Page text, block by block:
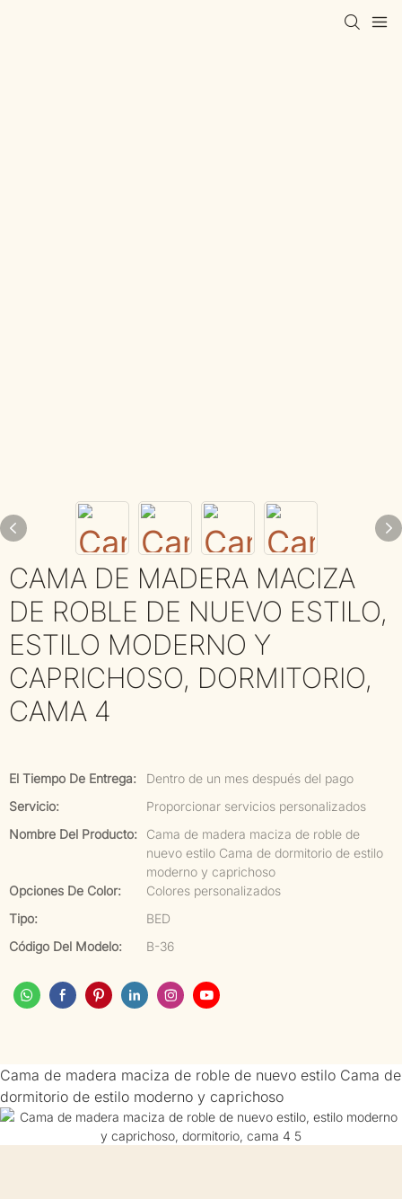
CAMA DE MADERA MACIZA
DE ROBLE DE NUEVO ESTILO,
ESTILO MODERNO Y
CAPRICHOSO, DORMITORIO,
CAMA 4
El Tiempo De Entrega:
Dentro de un mes después del pago
Servicio:
Proporcionar servicios personalizados
Nombre Del Producto:
Cama de madera maciza de roble de
nuevo estilo Cama de dormitorio de estilo
moderno y caprichoso
Opciones De Color:
Colores personalizados
Tipo:
BED
Código Del Modelo:
B-36
Cama de madera maciza de roble de nuevo estilo Cama de
dormitorio de estilo moderno y caprichoso